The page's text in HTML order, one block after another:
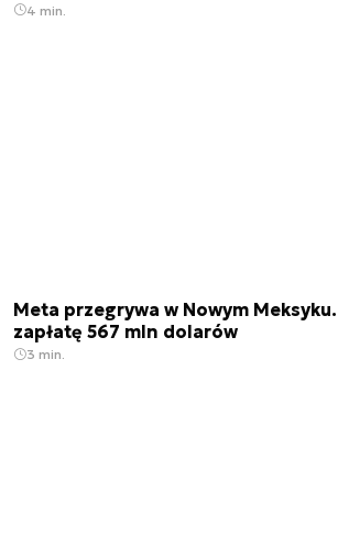
4 min.
Meta przegrywa w Nowym Meksyku.
zapłatę 567 mln dolarów
3 min.